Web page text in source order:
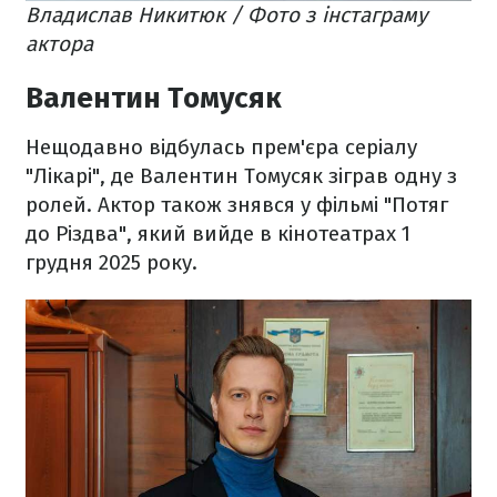
Владислав Никитюк / Фото з інстаграму
актора
Валентин Томусяк
Нещодавно відбулась прем'єра серіалу
"Лікарі", де Валентин Томусяк зіграв одну з
ролей. Актор також знявся у фільмі "Потяг
до Різдва", який вийде в кінотеатрах 1
грудня 2025 року.